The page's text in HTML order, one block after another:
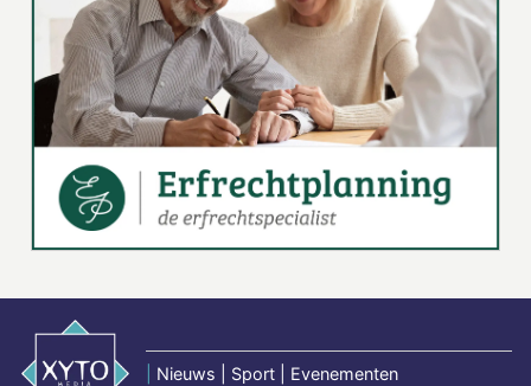
Nieuws | Sport | Evenementen